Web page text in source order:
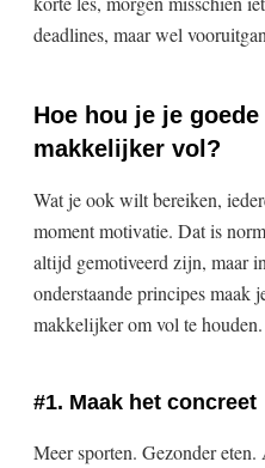
deadlines, maar wel
Hoe hou je je
makkelijker vol?
Wat je ook wilt bereiken,
moment motivatie. Dat is
altijd gemotiveerd zijn, maar
onderstaande principes maak
makkelijker om vol te houden.
#1. Maak het concreet
Meer sporten. Gezonder